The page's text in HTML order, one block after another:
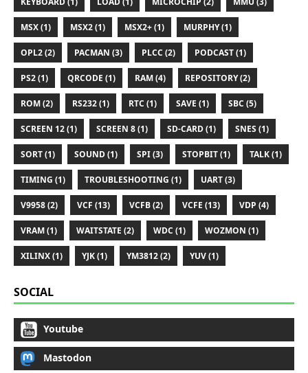
MSX (1) MSX2 (1) MSX2+ (1) MURPHY (1)
OPL2 (2) PACMAN (3) PLCC (2) PODCAST (1)
PS2 (1) QRCODE (1) RAM (4) REPOSITORY (2)
ROM (2) RS232 (1) RTC (1) SAVE (1) SBC (5)
SCREEN 12 (1) SCREEN 8 (1) SD-CARD (1) SNES (1)
SORT (1) SOUND (1) SPI (3) STOPBIT (1) TALK (1)
TIMING (1) TROUBLESHOOTING (1) UART (3)
V9958 (2) VCF (13) VCFB (2) VCFE (13) VDP (4)
VRAM (1) WAITSTATE (2) WDC (1) WOZMON (1)
XILINX (1) YJK (1) YM3812 (2) YUV (1)
SOCIAL
Youtube
Mastodon